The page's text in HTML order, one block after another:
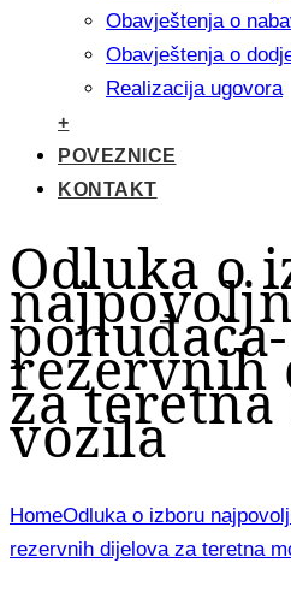
Obavještenja o
Obavještenja o
Realizacija ugovora
+
POVEZNICE
KONTAKT
Odluka o
rezervnih
za
vozila
HomeOdluka o izboru
rezervnih dijelova za teretna